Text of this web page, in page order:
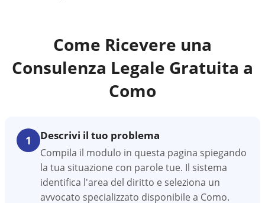
Come Ricevere una
Consulenza Legale Gratuita a
Como
1 Descrivi il tuo problema
Compila il modulo in questa pagina spiegando
la tua situazione con parole tue. Il sistema
identifica l'area del diritto e seleziona un
avvocato specializzato disponibile a Como.